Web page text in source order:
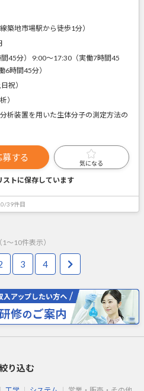
築地市場駅から徒歩1分）
45分） 9:00～17:30（実働7時間45
6時間45分）
祝）
）
析装置を用いた生体分子の測定方法の
募する
気になる
ストに保存しています
39件目
1 ～ 10件表示）
3 4
り込む